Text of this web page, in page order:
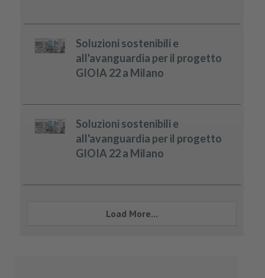
Soluzioni sostenibili e
all'avanguardia per il progetto
GIOIA 22 a Milano
Soluzioni sostenibili e
all'avanguardia per il progetto
GIOIA 22 a Milano
Load More...